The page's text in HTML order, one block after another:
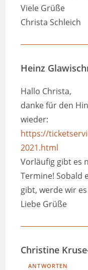
Viele Grüße
Christa Schleich
Heinz
Hallo Christa,
danke für den
wieder:
https://
2021.html
Vorläufig gibt es
Termine! Sobald
gibt, werde wir
Liebe Grüße
Christine
ANTWORTEN